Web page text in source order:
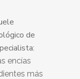
de
encías
más